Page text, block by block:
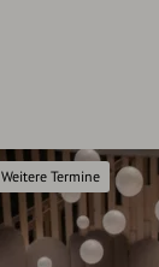
Weitere Termine